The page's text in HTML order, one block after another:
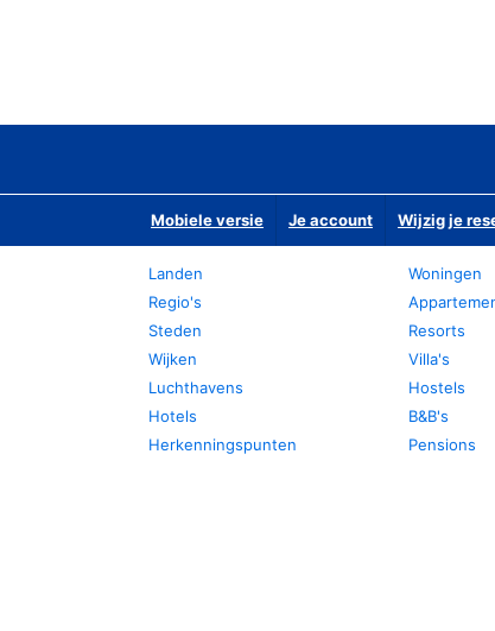
Mobiele versie Je account Wijzig je
Landen
Regio's
Steden
Wijken
Luchthavens
Hotels
Herkenningspunten
Woningen
Resorts
Villa's
Hostels
B&B's
Pensions